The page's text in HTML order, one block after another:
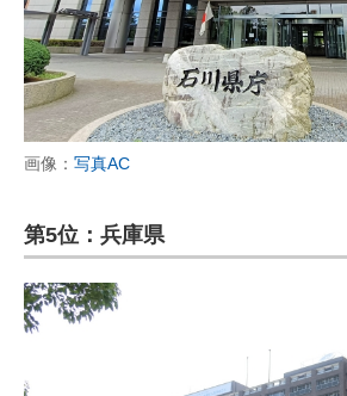
画像： 写真AC
第5位：兵庫県